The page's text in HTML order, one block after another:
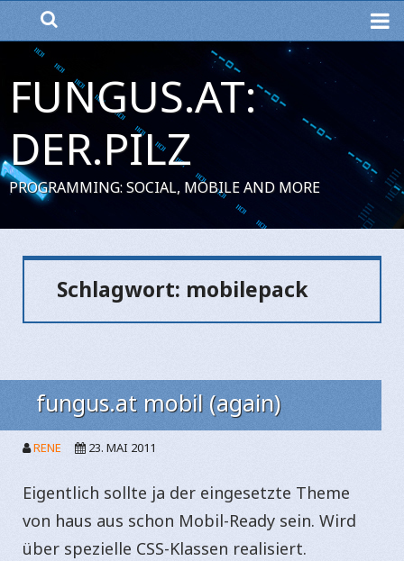
FUNGUS.AT:
DER.PILZ
PROGRAMMING: SOCIAL, MOBILE AND MORE
Schlagwort: mobilepack
fungus.at mobil (again)
RENE 23. MAI 2011
Eigentlich sollte ja der eingesetzte Theme
von haus aus schon Mobil-Ready sein. Wird
über spezielle CSS-Klassen realisiert.